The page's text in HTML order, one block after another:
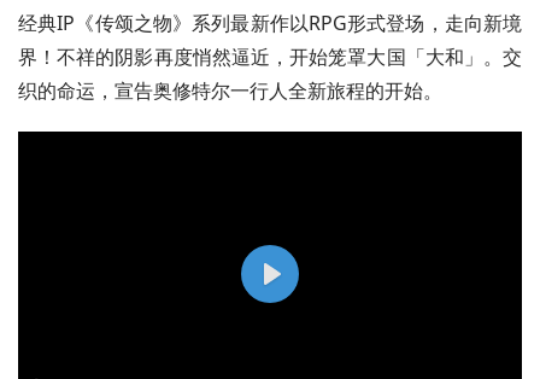
经典IP《传颂之物》系列最新作以RPG形式登场，走向新境
界！不祥的阴影再度悄然逼近，开始笼罩大国「大和」。交
织的命运，宣告奥修特尔一行人全新旅程的开始。
P